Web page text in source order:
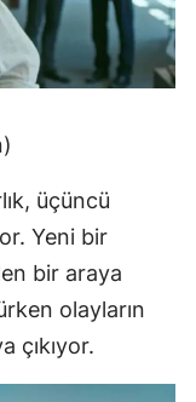
üçüncü
Yeni bir
bir araya
olayların
çıkıyor.